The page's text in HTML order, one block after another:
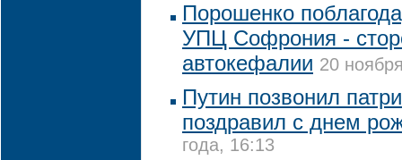
Порошенко
УПЦ Софрония -
автокефалии 20
Путин позвонил
поздравил с днем
года, 16:13